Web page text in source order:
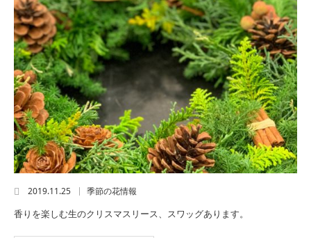
2019.11.25 季節の花情報
香りを楽しむ生のクリスマスリース、スワッグあります。